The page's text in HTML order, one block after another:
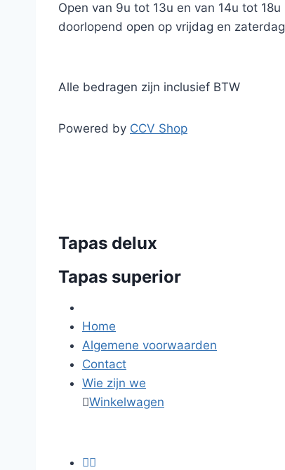
Open van 9u tot 13u en van 14u tot 18u
doorlopend open op vrijdag en zaterdag
Alle bedragen zijn inclusief BTW
Powered by CCV Shop
Tapas delux
Tapas superior
Home
Algemene voorwaarden
Contact
Wie zijn we
Winkelwagen
